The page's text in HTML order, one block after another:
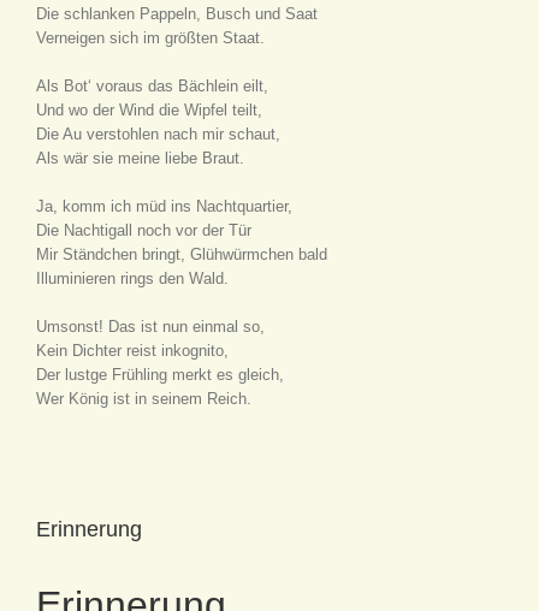
Die schlanken Pappeln, Busch und Saat
Verneigen sich im größten Staat.
Als Bot‘ voraus das Bächlein eilt,
Und wo der Wind die Wipfel teilt,
Die Au verstohlen nach mir schaut,
Als wär sie meine liebe Braut.
Ja, komm ich müd ins Nachtquartier,
Die Nachtigall noch vor der Tür
Mir Ständchen bringt, Glühwürmchen bald
Illuminieren rings den Wald.
Umsonst! Das ist nun einmal so,
Kein Dichter reist inkognito,
Der lustge Frühling merkt es gleich,
Wer König ist in seinem Reich.
Erinnerung